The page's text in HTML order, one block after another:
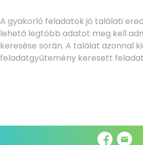
A gyakorló feladatok jó találati
lehető legtöbb adatot meg kell
keresése során. A találat azonnal
feladatgyűtemény keresett